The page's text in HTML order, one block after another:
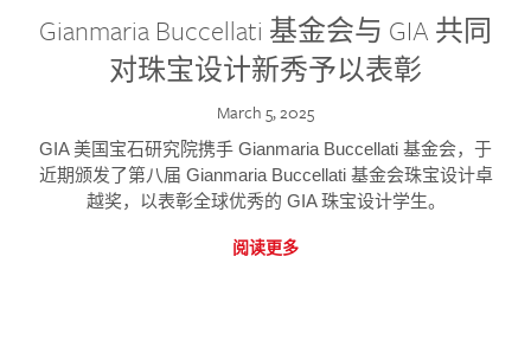
Gianmaria Buccellati 基金会与 GIA 共同
对珠宝设计新秀予以表彰
March 5, 2025
GIA 美国宝石研究院携手 Gianmaria Buccellati 基金会，于
近期颁发了第八届 Gianmaria Buccellati 基金会珠宝设计卓
越奖，以表彰全球优秀的 GIA 珠宝设计学生。
阅读更多